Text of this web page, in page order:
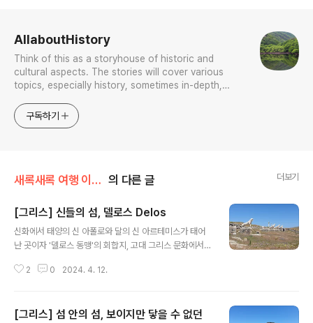
AllaboutHistory
Think of this as a storyhouse of historic and
cultural aspects. The stories will cover various
topics, especially history, sometimes in-depth,
approach will be to resist any common sense or
generalized viewpoint
구독하기
새록새록 여행 이야기 의 다른 글 더보기
[그리스] 신들의 섬, 델로스 Delos
신화에서 태양의 신 아폴로와 달의 신 아르테미스가 태어
난 곳이자 '델로스 동맹'의 회합지, 고대 그리스 문화에서
app.goo.gl/fhpQWThq2MzzpwSK8 Delos · 그리
노스에서 가는 게 일반적이다. 7~8월의 미코노스는 말 그
2 0 2024. 4. 12.
[그리스] 섬 안의 섬, 보이지만 닿을 수 없던